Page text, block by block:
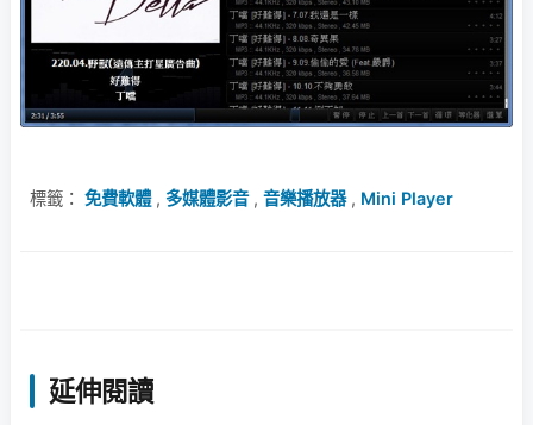
標籤： 免費軟體, 多媒體影音, 音樂播放器, Mini Player
延伸閱讀